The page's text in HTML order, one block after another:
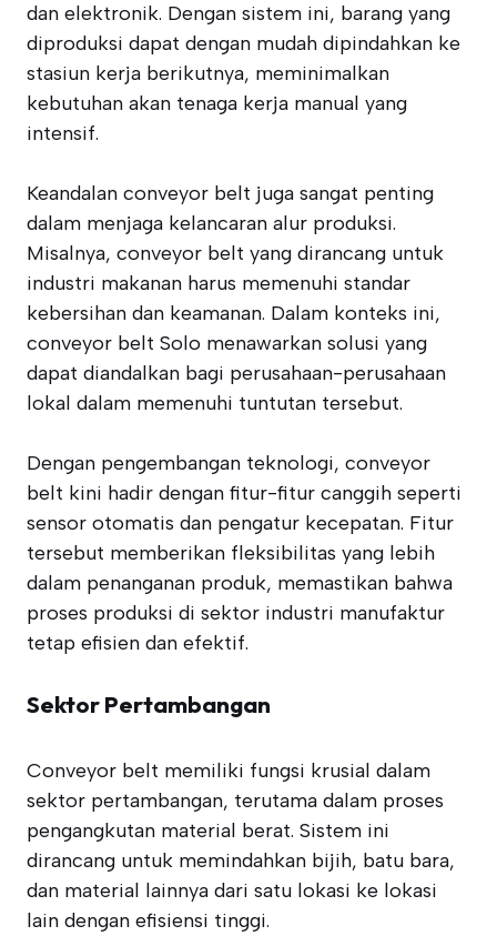
dan elektronik. Dengan sistem ini, barang yang
diproduksi dapat dengan mudah dipindahkan ke
stasiun kerja berikutnya, meminimalkan
kebutuhan akan tenaga kerja manual yang
intensif.
Keandalan conveyor belt juga sangat penting
dalam menjaga kelancaran alur produksi.
Misalnya, conveyor belt yang dirancang untuk
industri makanan harus memenuhi standar
kebersihan dan keamanan. Dalam konteks ini,
conveyor belt Solo menawarkan solusi yang
dapat diandalkan bagi perusahaan-perusahaan
lokal dalam memenuhi tuntutan tersebut.
Dengan pengembangan teknologi, conveyor
belt kini hadir dengan fitur-fitur canggih seperti
sensor otomatis dan pengatur kecepatan. Fitur
tersebut memberikan fleksibilitas yang lebih
dalam penanganan produk, memastikan bahwa
proses produksi di sektor industri manufaktur
tetap efisien dan efektif.
Sektor Pertambangan
Conveyor belt memiliki fungsi krusial dalam
sektor pertambangan, terutama dalam proses
pengangkutan material berat. Sistem ini
dirancang untuk memindahkan bijih, batu bara,
dan material lainnya dari satu lokasi ke lokasi
lain dengan efisiensi tinggi.